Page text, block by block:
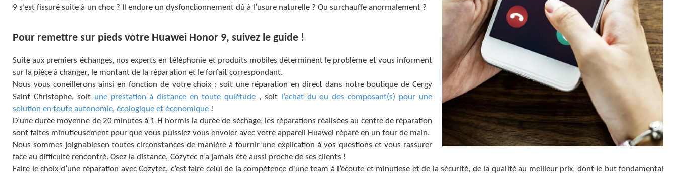
9 s’est fissuré suite à un choc ? Il endure un dysfonctionnement dû à l’usure naturelle ? Ou surchauffe anormalement ?
Pour remettre sur pieds votre Huawei Honor 9, suivez le guide !
Suite aux premiers échanges, nos experts en téléphonie et produits mobiles déterminent le problème et vous informent
sur la pièce à changer, le montant de la réparation et le forfait correspondant.
Nous vous coneillerons ainsi en fonction de votre choix : soit une réparation en direct dans notre boutique de Cergy
Saint Christophe, soit une prestation à distance en toute quiétude , soit
l’achat du ou des composant(s) pour une
solution en toute autonomie, écologique et économique !
D’une durée moyenne de 20 minutes à 1 H hormis la durée de séchage, les réparations réalisées au centre de réparation
sont faites minutieusement pour que vous puissiez vous envoler avec votre appareil Huawei réparé en un tour de main.
Nous sommes joignablesen toutes circonstances de manière à fournir une explication à vos questions et vous rassurer
face au difficulté rencontré. Osez la distance, Cozytec n’a jamais été aussi proche de ses clients !
Faire le choix d’une réparation avec Cozytec, c’est faire celui de la compétence d'une team à l’écoute et minutiese et de la sécurité, de la qualité au meilleur prix, dont le but fondamental